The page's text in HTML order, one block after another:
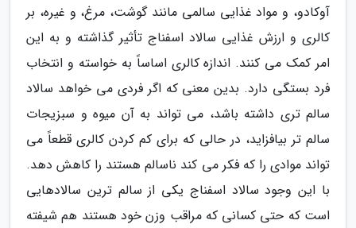
آوکادو، و مواد غذایی سالمی مانند گوشت، مرغ، و غیره، بر
کالری و ارزش غذایی سالاد اسفناج تأثیر گذاشته و به این
امر کمک می کنند. اندازه کالری اساساً به خواسته و انتخاب
فرد بستگی دارد. بدین معنی که اگر فردی می خواهد سالاد
سالم تری داشته باشد، می تواند به آن میوه و سبزیجات
سالم تر بیافزاید، در حالی که برای کم کردن کالری قطعاً می
تواند موادی را که فکر می کند ناسالم هستند را کاهش دهد.
با این وجود سالاد اسفناج یکی از سالم ترین سالادهایی
است که حتی کسانی که مراقب وزن خود هستند هم شیفته